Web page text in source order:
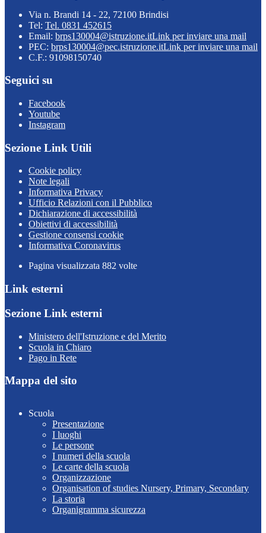
Via n. Brandi 14 - 22, 72100 Brindisi
Tel: Tel. 0831 452615
Email: brps130004@istruzione.itLink per inviare una mail
PEC: brps130004@pec.istruzione.itLink per inviare una mail
C.F.: 91098150740
Seguici su
Facebook
Youtube
Instagram
Sezione Link Utili
Cookie policy
Note legali
Informativa Privacy
Ufficio Relazioni con il Pubblico
Dichiarazione di accessibilità
Obiettivi di accessibilità
Gestione consensi cookie
Informativa Coronavirus
Pagina visualizzata 882 volte
Link esterni
Sezione Link esterni
Ministero dell'Istruzione e del Merito
Scuola in Chiaro
Pago in Rete
Mappa del sito
Scuola
Presentazione
I luoghi
Le persone
I numeri della scuola
Le carte della scuola
Organizzazione
Organisation of studies Nursery, Primary, Secondary
La storia
Organigramma sicurezza